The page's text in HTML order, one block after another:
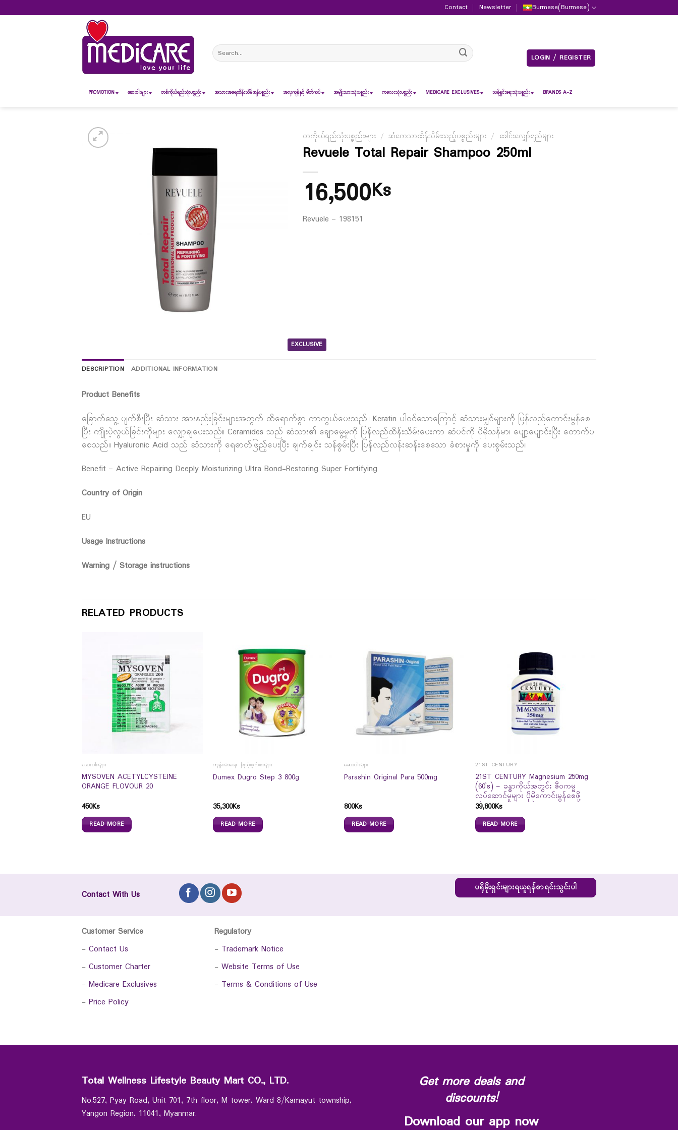
to
Contact Newsletter Burmese(Burmese)
Search
for:
LOGIN / REGISTER
PROMOTION ဆေး၀ါးများ တစ်ကိုယ်ရည်သုံးပစ္စည်း အသားအရေထိန်းသိမ်းရန်ပစ္စည်း အလှကုန်နှင့် မိတ်ကပ် အမျိုးသားသုံးပစ္စည်း ကလေးသုံးပစ္စည်း MEDICARE EXCLUSIVES သန့်ရှင်းရေးသုံးပစ္စည်း BRANDS A-Z
EXCLUSIVE
တကိုယ်ရည်သုံးပစ္စည်းများ / ဆံကေသာထိန်သိမ်းသည့်ပစ္စည်းများ / ခေါင်းလျှော်ရည်များ
Revuele Total Repair Shampoo 250ml
16,500Ks
Revuele – 198151
DESCRIPTION ADDITIONAL INFORMATION
Product Benefits
ခြောက်သွေ့ ပျက်စီးပြီး ဆံသား အားနည်းခြင်းများအတွက် ထိရောက်စွာ ကာကွယ်ပေးသည်။ Keratin ပါဝင်သောကြောင့် ဆံသားမျှင်များကို ပြန်လည်ကောင်းမွန်စေ
ပြီး ကျိုးပဲ့လွယ်ခြင်းကိုများ လျှော့ချပေးသည်။ Ceramides သည် ဆံသား၏ ချောမွေ့မှုကို ပြန်လည်ထိန်းသိမ်းပေးကာ ဆံပင်ကို ပိုမိုသန်မာ၊ ပျော့ပျောင်းပြီး တောက်ပ
စေသည်။ Hyaluronic Acid သည် ဆံသားကို ရေဓာတ်ဖြည့်ပေးပြီး ချက်ချင်း သန်စွမ်းပြီး ပြန်လည်လန်းဆန်းစေသော ခံစားမှုကို ပေးစွမ်းသည်။
Benefit – Active Repairing Deeply Moisturizing Ultra Bond-Restoring Super Fortifying
Country of Origin
EU
Usage Instructions
Warning / Storage instructions
RELATED PRODUCTS
ဆေးဝါးများ
MYSOVEN ACETYLCYSTEINE
ORANGE FLOVOUR 20
450Ks
READ MORE
ကျန်းမာရေး ဖြည့်စွက်စာများ
Dumex Dugro Step 3 800g
35,300Ks
READ MORE
ဆေးဝါးများ
Parashin Original Para 500mg
800Ks
READ MORE
21ST CENTURY
21ST CENTURY Magnesium 250mg
(60`s) – ခန္ဓာကိုယ်အတွင်း ဇီဝကမ္မ
လုပ်ဆောင်မှုများ ပိုမိုကောင်းမွန်စေဖို့
39,800Ks
READ MORE
Contact With Us
ပရိုမိုးရှင်းများရယူရန်စာရင်းသွင်းပါ
Customer Service
- Contact Us
- Customer Charter
- Medicare Exclusives
- Price Policy
Regulatory
- Trademark Notice
- Website Terms of Use
- Terms & Conditions of Use
Total Wellness Lifestyle Beauty Mart CO., LTD.
No.527, Pyay Road, Unit 701, 7th floor, M tower, Ward 8/Kamayut township,
Yangon Region, 11041, Myanmar.
Get more deals and
discounts!
Download our app now